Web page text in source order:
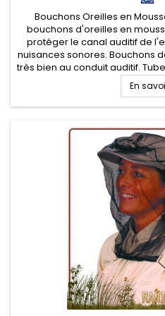
Bouchons Oreilles en
bouchons d'oreilles en
protéger le canal auditif de
nuisances sonores. Bouchons
très bien au conduit auditif.
En